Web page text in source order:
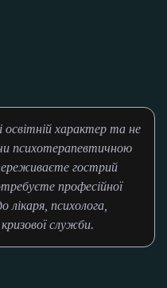
освітній характер та не
психотерапевтичною
гострий
професійної
лікаря, психолога,
служби.